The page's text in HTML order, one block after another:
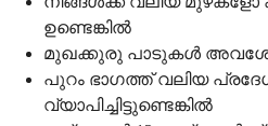
ഉണ്ടെങ്കിൽ
മുഖക്കുരു പാടുകൾ
പുറം ഭാഗത്ത് വലിയ
വ്യാപിച്ചിട്ടുണ്ടെങ്കിൽ